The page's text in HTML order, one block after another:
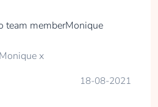
team memberMonique
x
18-08-2021